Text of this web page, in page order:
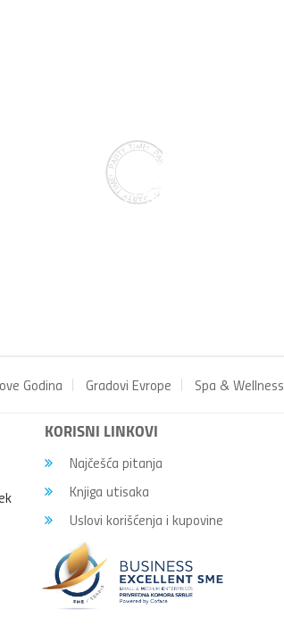
Godina Gradovi Evrope Spa & Wellness
KORISNI LINKOVI
Najčešća pitanja
Knjiga utisaka
Uslovi korišćenja i kupovine